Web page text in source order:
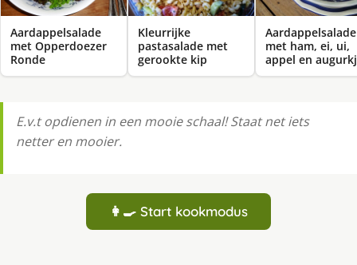
Aardappelsalade
met Opperdoezer
Ronde
Kleurrijke
pastasalade met
gerookte kip
Aardappelsalade
met ham, ei, ui,
appel en
E.v.t opdienen in een mooie schaal! Staat net iets
netter en mooier.
👩‍🍳 Start kookmodus